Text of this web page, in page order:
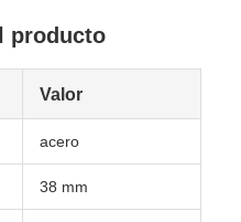
producto
Valor
acero
38 mm